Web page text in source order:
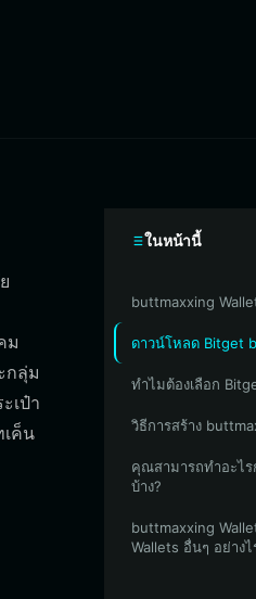
ม
กลุ่ม
เป๋า
เค็น
ในหน้านี้
buttmaxxing
ดาวน์โหลด Bitget
ทำไมต้องเลือก
วิธีการสร้าง
คุณสามารถทำอะไ
บ้าง?
buttmaxxing
Wallets อื่นๆ อย่างไ